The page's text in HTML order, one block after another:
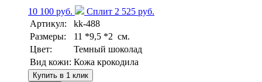
10 100 руб.
Сплит 2 525 руб.
Артикул:
kk-488
Размеры:
11 *9,5 *2 см.
Цвет:
Темный шоколад
Вид кожи: Кожа крокодила
Купить в 1 клик